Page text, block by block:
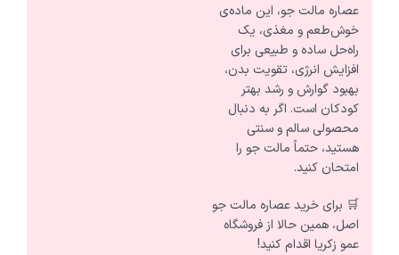
عصاره مالت جو، این ماده‌ی
خوش‌طعم و مغذی، یک
راه‌حل ساده و طبیعی برای
افزایش انرژی، تقویت بدن،
بهبود گوارش و رشد بهتر
کودکان است. اگر به دنبال
محصولی سالم و سنتی
هستید، حتماً مالت جو را
امتحان کنید.
🛒 برای خرید عصاره مالت جو
اصل، همین حالا از فروشگاه
عمو زکریا اقدام کنید!